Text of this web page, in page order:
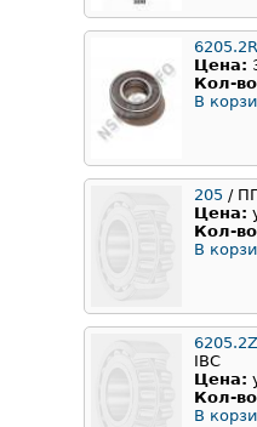
Цена:
Кол-
В
205 /
Цена:
Кол-
В
IBC
Цена:
Кол-
В